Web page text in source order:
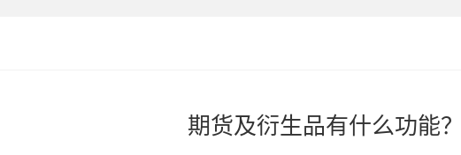
期货及衍生品有什么功能？